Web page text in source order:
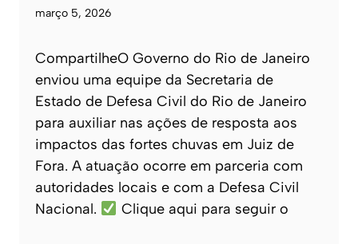
março 5, 2026
CompartilheO Governo do Rio de Janeiro
enviou uma equipe da Secretaria de
Estado de Defesa Civil do Rio de Janeiro
para auxiliar nas ações de resposta aos
impactos das fortes chuvas em Juiz de
Fora. A atuação ocorre em parceria com
autoridades locais e com a Defesa Civil
Nacional.
Clique aqui para seguir o